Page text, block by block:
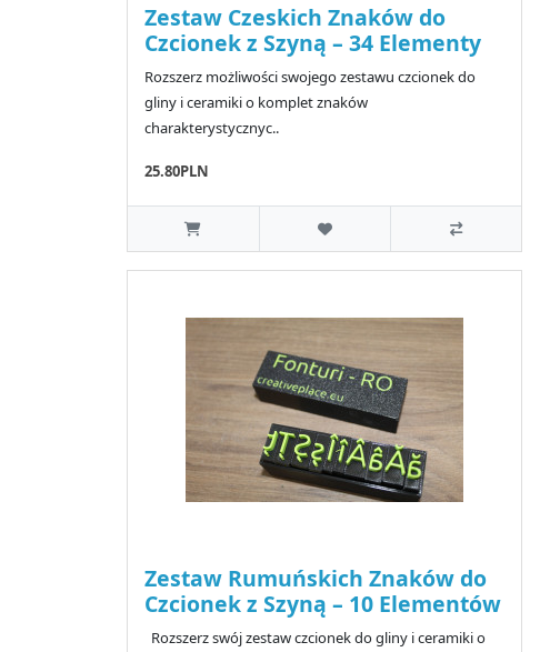
Zestaw Czeskich Znaków do
Czcionek z Szyną – 34 Elementy
Rozszerz możliwości swojego zestawu czcionek do
gliny i ceramiki o komplet znaków
charakterystycznyc..
25.80PLN
Zestaw Rumuńskich Znaków do
Czcionek z Szyną – 10 Elementów
Rozszerz swój zestaw czcionek do gliny i ceramiki o